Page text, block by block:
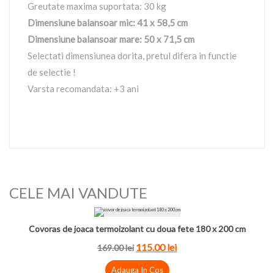
Greutate maxima suportata: 30 kg
Dimensiune balansoar mic: 41 x 58,5 cm
Dimensiune balansoar mare: 50 x 71,5 cm
Selectati dimensiunea dorita, pretul difera in functie
de selectie !
Varsta recomandata: +3 ani
CELE MAI VANDUTE
Covoras de joaca termoizolant cu doua fete 180 x 200 cm
169.00 lei 115.00 lei
Adauga In Cos